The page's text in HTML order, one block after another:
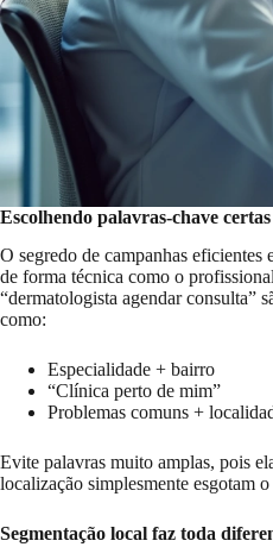
Escolhendo palavras-chave
O segredo de campanhas eficientes
de forma técnica como o
“dermatologista agendar consulta”
como:
Especialidade + bairro
“Clínica perto de mim”
Problemas comuns +
Evite palavras muito amplas, pois
localização simplesmente esgotam
Segmentação local faz toda